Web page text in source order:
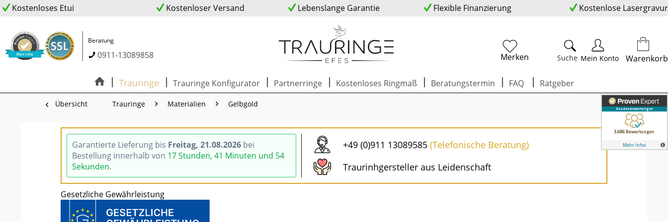
Kostenloses Etui Kostenloser Versand Lebenslange Garantie Flexible Finanzierung Kostenlose Lasergravur
Beratung
0911-13089858 Suche
Merken Mein Konto Warenkorb
Trauringe Trauringe Konfigurator Partnerringe Kostenloses Ringmaß Beratungstermin FAQ Ratgeber
Übersicht Trauringe Materialien Gelbgold
Garantierte Lieferung bis Freitag, 21.08.2026 bei
Bestellung innerhalb von 17 Stunden, 41 Minuten und 53
Sekunden.
+49 (0)911 13089585(Telefonische Beratung)
Traurinhgersteller aus Leidenschaft
Gesetzliche Gewährleistung